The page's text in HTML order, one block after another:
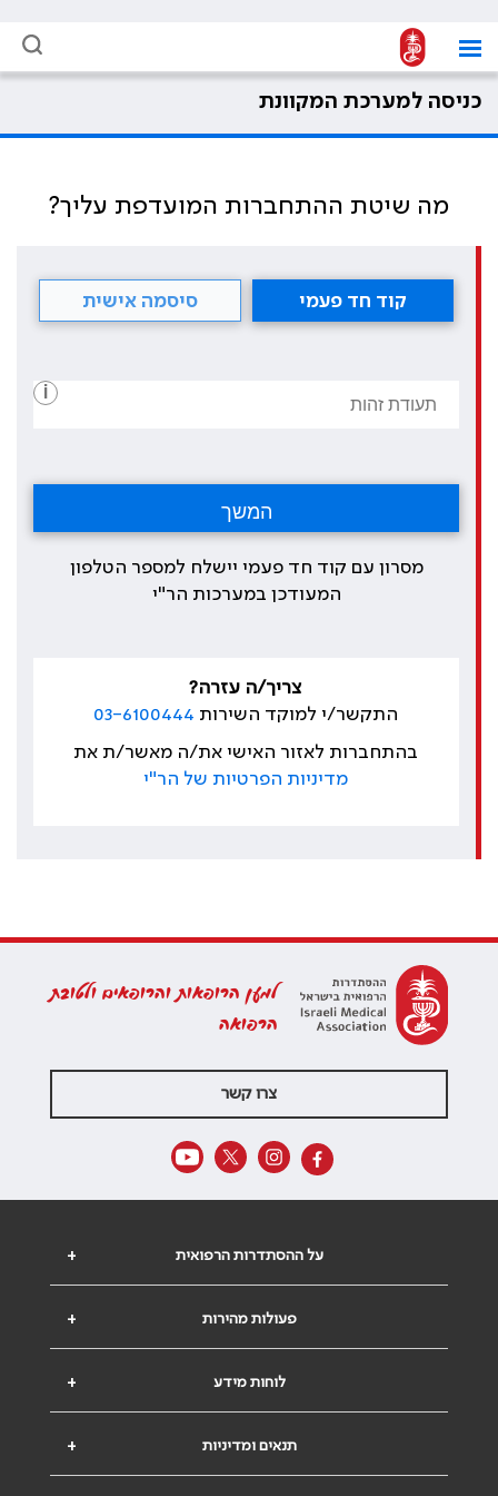
כניסה למערכת המקוונת
מה שיטת ההתחברות המועדפת עליך?
קוד חד פעמי סיסמה אישית
i
מסרון עם קוד חד פעמי יישלח למספר הטלפון
המעודכן במערכות הר"י
צריך/ה עזרה?
התקשר/י למוקד השירות 03-6100444
בהתחברות לאזור האישי את/ה מאשר/ת את
מדיניות הפרטיות של הר"י
למען הרופאות והרופאים ולטובת
הרפואה
צרו קשר
+ על ההסתדרות הרפואית
+ פעולות מהירות
+ לוחות מידע
+ תנאים ומדיניות